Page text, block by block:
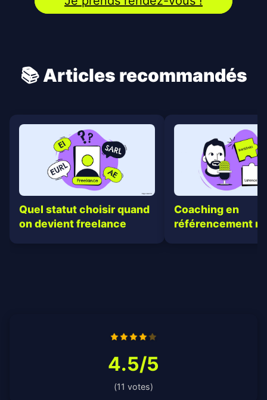
📚 Articles recommandés
Quel statut choisir quand
on devient freelance
Coaching en
référencement
4.5/5
(11 votes)